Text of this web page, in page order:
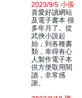
2023/9/5 小張
喜愛好讀網站
及電子書本 很
多年月了。從
武俠小說起
始，到各種書
類，幸得有心
人製作電子本
供方便取用閱
讀，非常感
謝。